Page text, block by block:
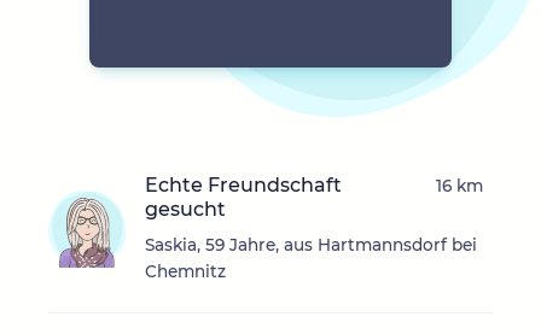
Echte Freundschaft
gesucht
Saskia, 59 Jahre, aus Hartmannsdorf bei
Chemnitz
16 km